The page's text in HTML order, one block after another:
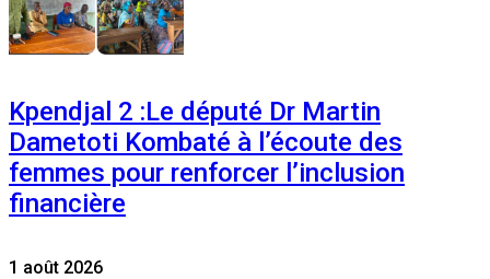
Kpendjal 2 :Le député Dr Martin
Dametoti Kombaté à l’écoute des
femmes pour renforcer l’inclusion
financière
1 août 2026